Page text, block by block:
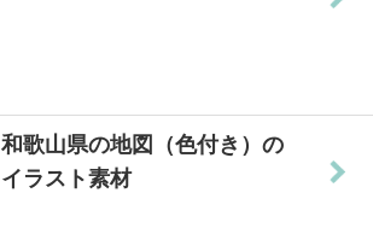
和歌山県の地図（色付き）の
イラスト素材